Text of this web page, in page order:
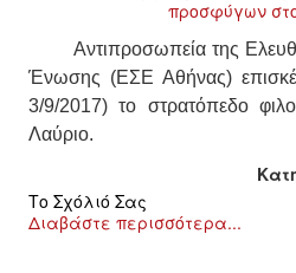
Αντιπροσωπεία της
Ένωσης (ΕΣΕ Αθήνας)
3/9/2017) το στρατόπεδο
Λαύριο.
Το Σχόλιό Σας
Διαβάστε περισσότερα...